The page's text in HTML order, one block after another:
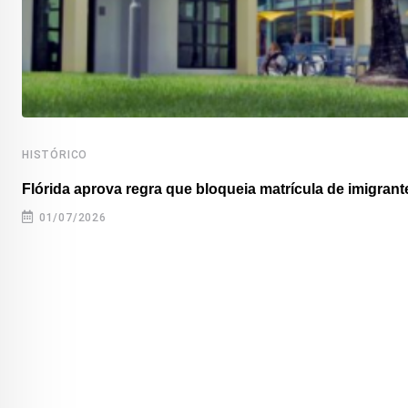
HISTÓRICO
Flórida aprova regra que bloqueia matrícula de
01/07/2026